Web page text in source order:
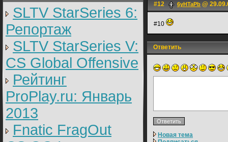
SLTV StarSeries 6:
Репортаж
SLTV StarSeries V:
CS Global Offensive
Рейтинг
ProPlay.ru: Январь
2013
Fnatic FragOut
#12 6yHTaPb @
#10
Ответить
Новая тема